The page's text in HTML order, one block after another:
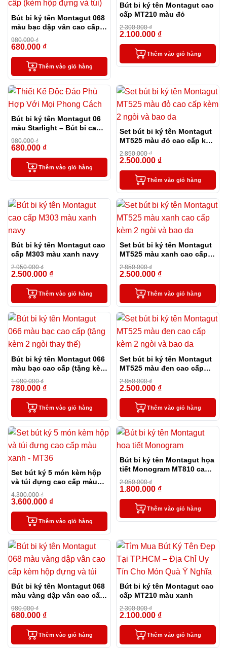
Bút bi ký tên Montagut 068
màu bạc dập vân cao cấp
(kèm hộp đựng và túi)
980.000₫
680.000 ₫
Thêm vào giỏ hàng
Bút bi ký tên Montagut cao
cấp MT210 màu đỏ
2.300.000₫
2.100.000 ₫
Thêm vào giỏ hàng
Bút bi ký tên Montagut 06
màu Starlight – Bút bi cao
cấp làm quà tặng sếp
980.000₫
680.000 ₫
Thêm vào giỏ hàng
Set bút bi ký tên Montagut
MT525 màu đỏ cao cấp kèm
2 ngòi và bao da
2.850.000₫
2.500.000 ₫
Thêm vào giỏ hàng
Bút bi ký tên Montagut cao
cấp M303 màu xanh navy
2.950.000₫
2.500.000 ₫
Thêm vào giỏ hàng
Set bút bi ký tên Montagut
MT525 màu xanh cao cấp
kèm 2 ngòi và bao da
2.850.000₫
2.500.000 ₫
Thêm vào giỏ hàng
Bút bi ký tên Montagut 066
màu bạc cao cấp (tặng kèm
2 ngòi thay thế)
1.080.000₫
780.000 ₫
Thêm vào giỏ hàng
Set bút bi ký tên Montagut
MT525 màu đen cao cấp
kèm 2 ngòi và bao da
2.850.000₫
2.500.000 ₫
Thêm vào giỏ hàng
Set bút ký 5 món kèm hộp
và túi đựng cao cấp màu
xanh – MT36
4.300.000₫
3.600.000 ₫
Thêm vào giỏ hàng
Bút bi ký tên Montagut họa
tiết Monogram MT810 cao
cấp (màu đen)
2.050.000₫
1.800.000 ₫
Thêm vào giỏ hàng
Bút bi ký tên Montagut 068
màu vàng dập vân cao cấp
kèm hộp đựng và túi
980.000₫
680.000 ₫
Thêm vào giỏ hàng
Bút bi ký tên Montagut cao
cấp MT210 màu xanh
2.300.000₫
2.100.000 ₫
Thêm vào giỏ hàng